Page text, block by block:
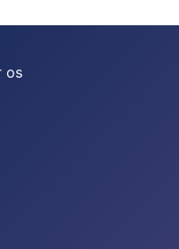
os